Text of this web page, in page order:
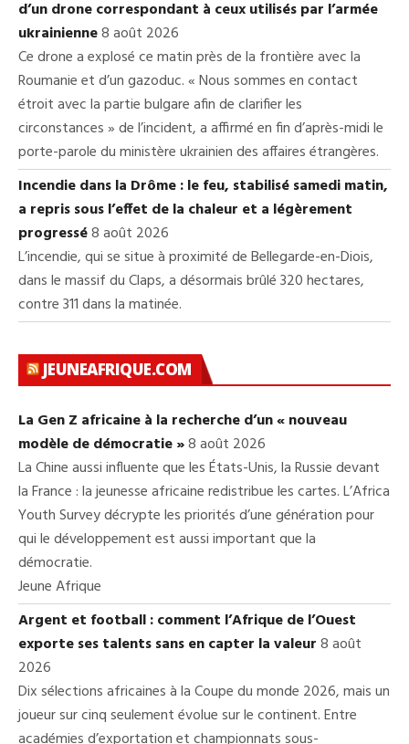
d’un drone correspondant à ceux utilisés par l’armée
ukrainienne8 août 2026
Ce drone a explosé ce matin près de la frontière avec la
Roumanie et d’un gazoduc. « Nous sommes en contact
étroit avec la partie bulgare afin de clarifier les
circonstances » de l’incident, a affirmé en fin d’après-midi le
porte-parole du ministère ukrainien des affaires étrangères.
Incendie dans la Drôme : le feu, stabilisé samedi matin,
a repris sous l’effet de la chaleur et a légèrement
progressé8 août 2026
L’incendie, qui se situe à proximité de Bellegarde-en-Diois,
dans le massif du Claps, a désormais brûlé 320 hectares,
contre 311 dans la matinée.
JEUNEAFRIQUE.COM
La Gen Z africaine à la recherche d’un « nouveau
modèle de démocratie »8 août 2026
La Chine aussi influente que les États-Unis, la Russie devant
la France : la jeunesse africaine redistribue les cartes. L’Africa
Youth Survey décrypte les priorités d’une génération pour
qui le développement est aussi important que la
démocratie.
Jeune Afrique
Argent et football : comment l’Afrique de l’Ouest
exporte ses talents sans en capter la valeur8 août
2026
Dix sélections africaines à la Coupe du monde 2026, mais un
joueur sur cinq seulement évolue sur le continent. Entre
académies d’exportation et championnats sous-